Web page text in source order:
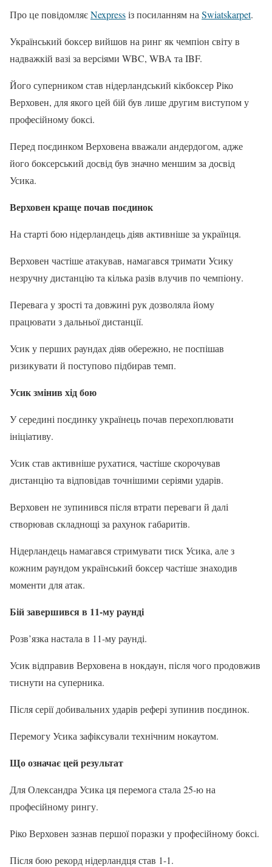
Про це повідомляєNexpressіз посиланням на Swiatskarpet.
Український боксер вийшов на ринг як чемпіон світу в
надважкій вазі за версіями WBC, WBA та IBF.
Його суперником став нідерландський кікбоксер Ріко
Верховен, для якого цей бій був лише другим виступом у
професійному боксі.
Перед поєдинком Верховена вважали андердогом, адже
його боксерський досвід був значно меншим за досвід
Усика.
Верховен краще почав поєдинок
На старті бою нідерландець діяв активніше за українця.
Верховен частіше атакував, намагався тримати Усику
незручну дистанцію та кілька разів влучив по чемпіону.
Перевага у зрості та довжині рук дозволяла йому
працювати з дальньої дистанції.
Усик у перших раундах діяв обережно, не поспішав
ризикувати й поступово підбирав темп.
Усик змінив хід бою
У середині поєдинку українець почав перехоплювати
ініціативу.
Усик став активніше рухатися, частіше скорочував
дистанцію та відповідав точнішими серіями ударів.
Верховен не зупинився після втрати переваги й далі
створював складнощі за рахунок габаритів.
Нідерландець намагався стримувати тиск Усика, але з
кожним раундом український боксер частіше знаходив
моменти для атак.
Бій завершився в 11-му раунді
Розв’язка настала в 11-му раунді.
Усик відправив Верховена в нокдаун, після чого продовжив
тиснути на суперника.
Після серії добивальних ударів рефері зупинив поєдинок.
Перемогу Усика зафіксували технічним нокаутом.
Що означає цей результат
Для Олександра Усика ця перемога стала 25-ю на
професійному рингу.
Ріко Верховен зазнав першої поразки у професійному боксі.
Після бою рекорд нідерландця став 1-1.